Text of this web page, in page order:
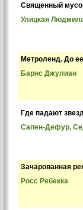
Священный
Улицкая
Метроленд. До
Барнс Джулиан
Где падают
Сапен-Дефур,
Зачарованная
Росс Ребекка